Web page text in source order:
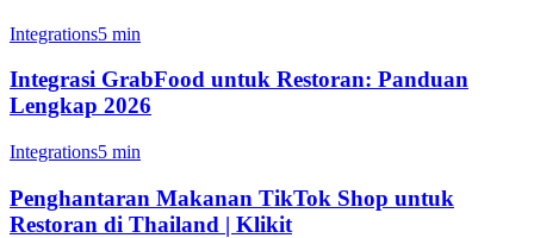
Integrations5 min
Integrasi GrabFood untuk Restoran: Panduan
Lengkap 2026
Integrations5 min
Penghantaran Makanan TikTok Shop untuk
Restoran di Thailand | Klikit